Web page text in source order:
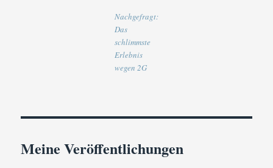
Nachgefragt:
Das
schlimmste
Erlebnis
wegen 2G
Meine Veröffentlichungen